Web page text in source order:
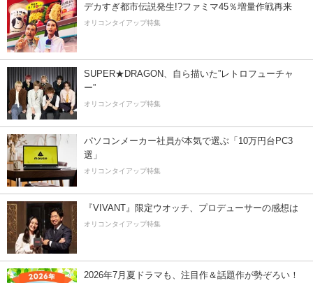
デカすぎ都市伝説発生!?ファミマ45％増量作戦再来
オリコンタイアップ特集
SUPER★DRAGON、自ら描いた”レトロフューチャ
ー”
オリコンタイアップ特集
パソコンメーカー社員が本気で選ぶ「10万円台PC3
選」
オリコンタイアップ特集
『VIVANT』限定ウオッチ、プロデューサーの感想は
オリコンタイアップ特集
2026年7月夏ドラマも、注目作＆話題作が勢ぞろい！